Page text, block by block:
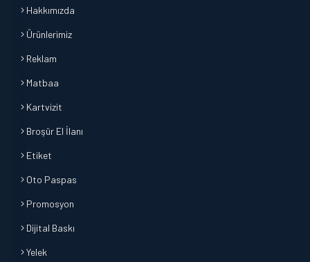
Hakkımızda
Ürünlerimiz
Reklam
Matbaa
Kartvizit
Broşür El İlanı
Etiket
Oto Paspas
Promosyon
Dijital Baskı
Yelek